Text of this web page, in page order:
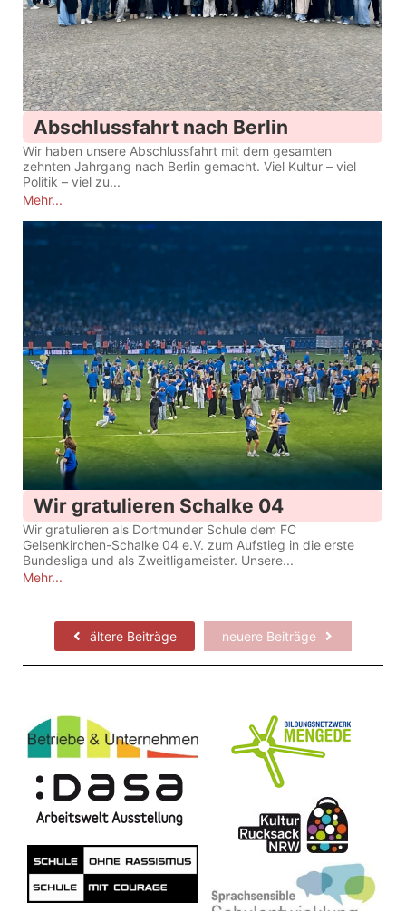
Abschlussfahrt nach Berlin
Wir haben unsere Abschlussfahrt mit dem gesamten
zehnten Jahrgang nach Berlin gemacht. Viel Kultur – viel
Politik – viel zu...
Mehr...
Wir gratulieren Schalke 04
Wir gratulieren als Dortmunder Schule dem FC
Gelsenkirchen-Schalke 04 e.V. zum Aufstieg in die erste
Bundesliga und als Zweitligameister. Unsere...
Mehr...
ältere Beiträge neuere Beiträge